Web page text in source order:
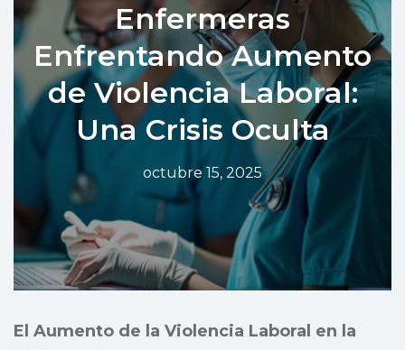
Enfermeras
Enfrentando Aumento
de Violencia Laboral:
Una Crisis Oculta
octubre 15, 2025
El Aumento de la Violencia Laboral en la